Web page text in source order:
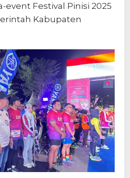
event Festival Pinisi 2025
Kabupaten